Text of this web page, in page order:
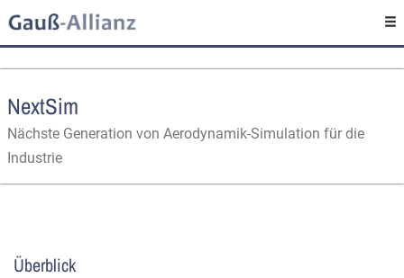
NextSim
Nächste Generation von Aerodynamik-Simulation für die
Industrie
Überblick